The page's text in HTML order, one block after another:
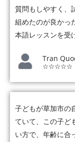
質問もしやすく、
組めたのが良かっ
本語レッスンを受
Tran
☆☆☆☆☆
子どもが草加市の
ていて、この子ど
い方で、年齢に合